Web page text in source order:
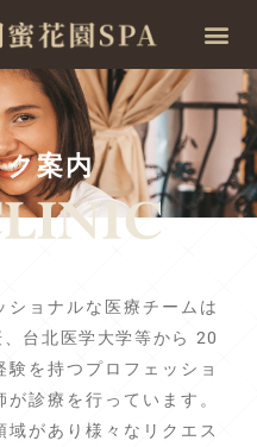
案内
ショナルな医療チームは
台北医学大学等から 20
を持つプロフェッショ
診療を行っています。
域があり様々なリクエス